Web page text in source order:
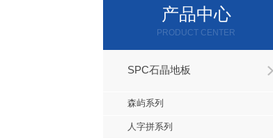
产品中心
PRODUCT CENTER
SPC石晶地板
森屿系列
人字拼系列